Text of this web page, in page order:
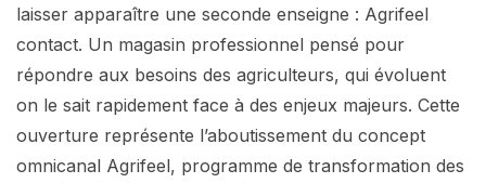
laisser apparaître une seconde enseigne : Agrifeel
contact. Un magasin professionnel pensé pour
répondre aux besoins des agriculteurs, qui évoluent
on le sait rapidement face à des enjeux majeurs. Cette
ouverture représente l’aboutissement du concept
omnicanal Agrifeel, programme de transformation des